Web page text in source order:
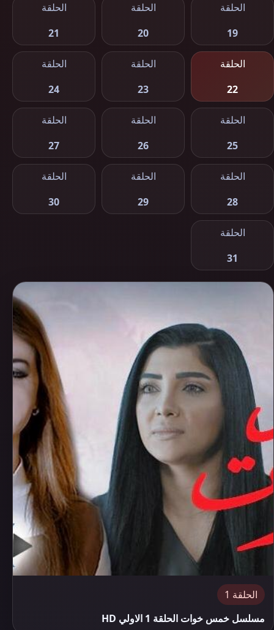
الحلقة
19
الحلقة
20
الحلقة
21
الحلقة
22
الحلقة
23
الحلقة
24
الحلقة
25
الحلقة
26
الحلقة
27
الحلقة
28
الحلقة
29
الحلقة
30
الحلقة
31
الحلقة 1
مسلسل خمس خوات الحلقة 1 الاولي HD